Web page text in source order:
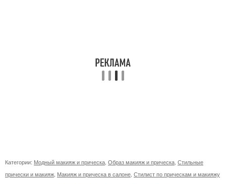
Категории: Модный макияж и прическа Образ макияж и прическа Стильные
прически и макияж Макияж и прическа в салоне Стилист по прическам и макияжу